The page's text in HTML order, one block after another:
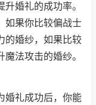
婚礼的成功率。
如果你比较偏战士
的婚纱，如果比较
法攻击的婚纱。
婚礼成功后，你能